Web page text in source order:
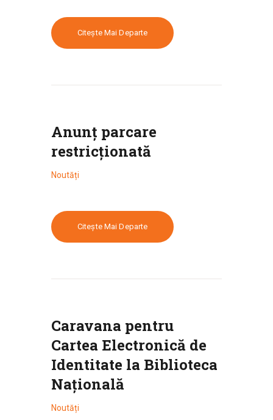
Citește Mai Departe
Anunţ parcare
restricţionată
Noutăți
Citește Mai Departe
Caravana pentru
Cartea Electronică de
Identitate la Biblioteca
Națională
Noutăți